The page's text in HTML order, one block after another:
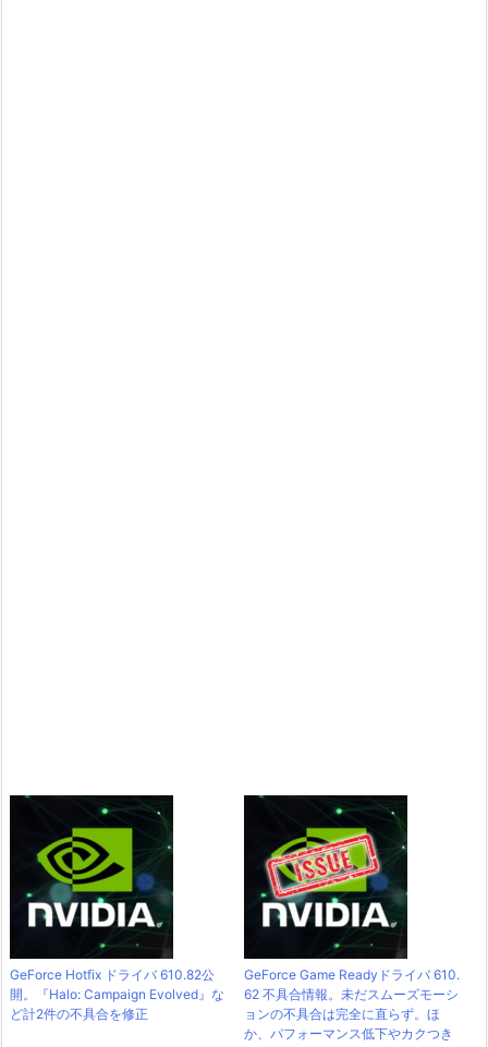
GeForce Hotfix ドライバ 610.82公
開。『Halo: Campaign Evolved』な
ど計2件の不具合を修正
GeForce Game Readyドライバ 610.
62 不具合情報。未だスムーズモーシ
ョンの不具合は完全に直らず。ほ
か、パフォーマンス低下やカクつき